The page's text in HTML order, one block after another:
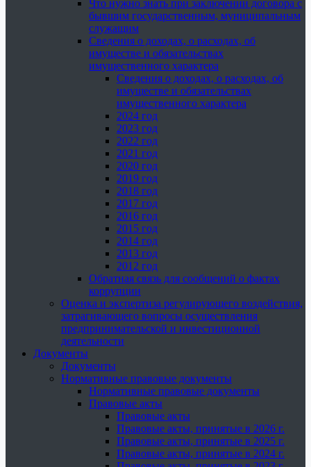
Что нужно знать при заключении договора с
бывшим государственным, муниципальным
служащим
Сведения о доходах, о расходах, об
имуществе и обязательствах
имущественного характера
Сведения о доходах, о расходах, об
имуществе и обязательствах
имущественного характера
2024 год
2023 год
2022 год
2021 год
2020 год
2019 год
2018 год
2017 год
2016 год
2015 год
2014 год
2013 год
2012 год
Обратная связь для сообщений о фактах
коррупции
Оценка и экспертиза регулирующего воздействия,
затрагивающего вопросы осуществления
предпринимательской и инвестиционной
деятельности
Документы
Документы
Нормативные правовые документы
Нормативные правовые документы
Правовые акты
Правовые акты
Правовые акты, принятые в 2026 г.
Правовые акты, принятые в 2025 г.
Правовые акты, принятые в 2024 г.